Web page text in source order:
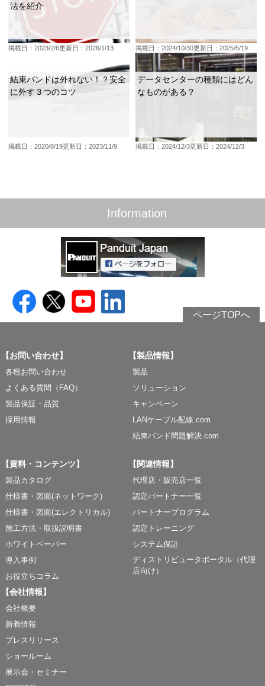
法を紹介
掲載日：2023/2/6更新日：2026/1/13 掲載日：2024/10/30更新日：2025/5/19
結束バンドは外れない！？安全
に外す３つのコツ
掲載日：2020/8/19更新日：2023/11/9
データセンターの種類にはどん
なものがある？
掲載日：2024/12/3更新日：2024/12/3
Information
ページTOPへ
【お問い合わせ】
各種お問い合わせ
よくある質問（FAQ）
製品保証・品質
採用情報
【製品情報】
製品
ソリューション
キャンペーン
LANケーブル配線.com
結束バンド問題解決.com
【資料・コンテンツ】
製品カタログ
仕様書・図面(ネットワーク)
仕様書・図面(エレクトリカル)
施工方法・取扱説明書
ホワイトペーパー
導入事例
お役立ちコラム
【関連情報】
代理店・販売店一覧
認定パートナー一覧
パートナープログラム
認定トレーニング
システム保証
ディストリビュータポータル（代理
店向け）
【会社情報】
会社概要
新着情報
プレスリリース
ショールーム
展示会・セミナー